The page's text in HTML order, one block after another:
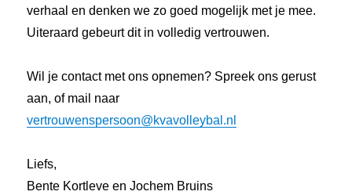
verhaal en denken we zo goed mogelijk met je mee.
Uiteraard gebeurt dit in volledig vertrouwen.
Wil je contact met ons opnemen? Spreek ons gerust
aan, of mail naar
vertrouwenspersoon@kvavolleybal.nl
Liefs,
Bente Kortleve en Jochem Bruins